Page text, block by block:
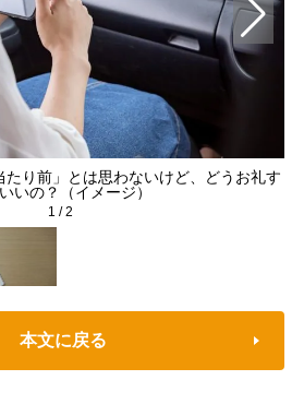
たり前」とは思わないけど、どうお礼す
いの？（イメージ）
1 /2
本文に戻る